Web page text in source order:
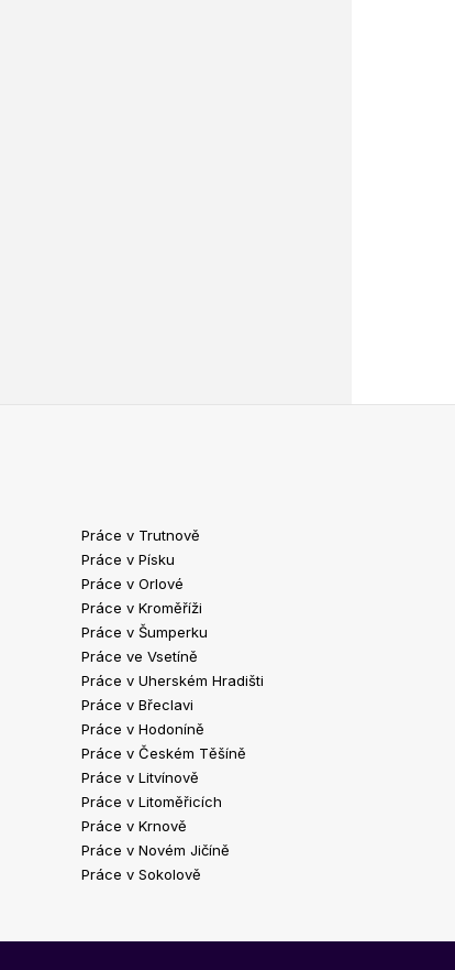
Práce v Trutnově
Práce v Písku
Práce v Orlové
Práce v Kroměříži
Práce v Šumperku
Práce ve Vsetíně
Práce v Uherském Hradišti
Práce v Břeclavi
Práce v Hodoníně
Práce v Českém Těšíně
Práce v Litvínově
Práce v Litoměřicích
Práce v Krnově
Práce v Novém Jičíně
Práce v Sokolově